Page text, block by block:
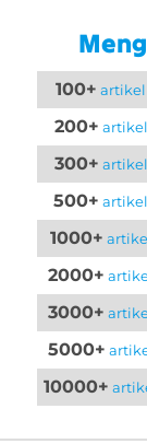
100+ artikel
200+ artikel
300+ artikel
500+ artikel
1000+
2000+
3000+
5000+
10000+